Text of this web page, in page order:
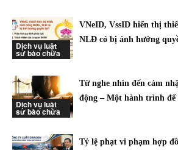
Dịch vụ luật
sư bào chữa
VNeID, VssID hiển thị
NLĐ có bị ảnh hưởng
Dịch vụ luật
sư bào chữa
Từ nghe nhìn đến cảm
động – Một hành trình
Tỷ lệ phạt vi phạm hợp